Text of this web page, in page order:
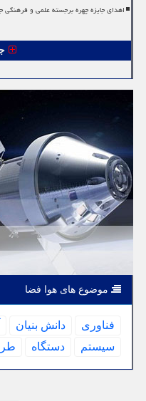
اهدای جایزه چهره برجسته علمی و فرهنگی
موضوع های هوا فضا
فناوری دانش بنیان
سیستم
دستگاه